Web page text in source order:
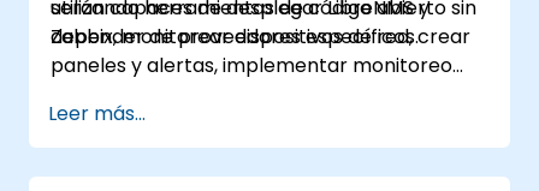
utilizando herramientas de código abierto sin
depender de proveedores específicos.
serán capaces de desplegar LibreNMS y
Zabbix, monitorear dispositivos de red, crear
paneles y alertas, implementar monitoreo
Leer más...